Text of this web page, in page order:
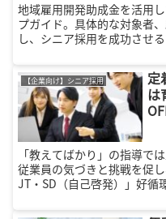
地域雇用開発助成金を活用
プガイド。具体的な対象者
し、シニア採用を成功させ
【企業向け】シニア採用
定
は
「教えてばかり」の指導で
従業員の気づきと挑戦を促
JT・SD（自己啓発）」好循
成ノウハウをお届けします。